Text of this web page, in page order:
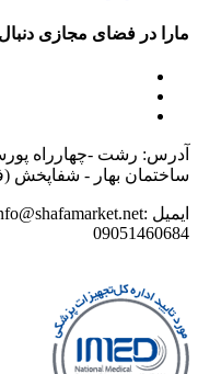
مارا در فضای مجازی دنبال
آدرس: رشت -چهارراه
ساختمان بهار - شفاپخش
ایمیل :info@shafamarket.net شماره تماس :32024-013 و
09051460684